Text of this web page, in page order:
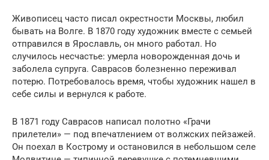
Живописец часто писал окрестности Москвы, любил
бывать на Волге. В 1870 году художник вместе с семьей
отправился в Ярославль, он много работал. Но
случилось несчастье: умерла новорожденная дочь и
заболела супруга. Саврасов болезненно переживал
потерю. Потребовалось время, чтобы художник нашел в
себе силы и вернулся к работе.
В 1871 году Саврасов написал полотно «Грачи
прилетели» — под впечатлением от волжских пейзажей.
Он поехал в Кострому и остановился в небольшом селе